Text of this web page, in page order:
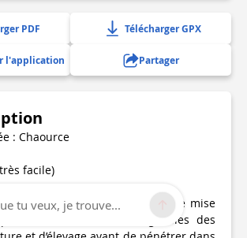
PDF Télécharger GPX
l'application Partager
: Chaource
facile)
de Chaource et sa célèbre mise
sur les chemins agricoles des
tu veux, je trouve...